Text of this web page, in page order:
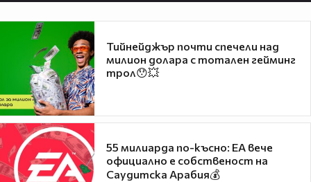
Тийнейджър почти спечели над
милион долара с тотален гейминг
трол😯💥
55 милиарда по-късно: EA вече
официално е собственост на
Саудитска Арабия💰